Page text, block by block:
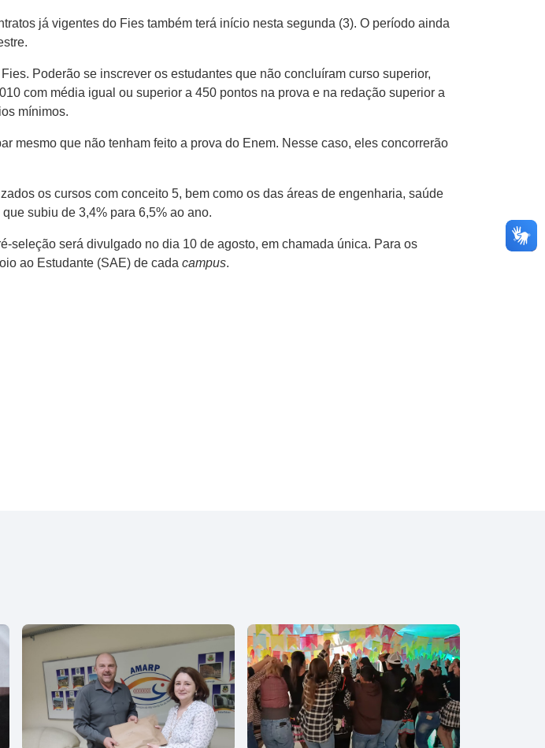
já vigentes do Fies também terá início nesta segunda (3). O período ainda
Poderão se inscrever os estudantes que não concluíram curso superior,
com média igual ou superior a 450 pontos na prova e na redação superior a
mínimos.
mesmo que não tenham feito a prova do Enem. Nesse caso, eles concorrerão
os cursos com conceito 5, bem como os das áreas de engenharia, saúde
subiu de 3,4% para 6,5% ao ano.
seleção será divulgado no dia 10 de agosto, em chamada única. Para os
ao Estudante (SAE) de cada campus.